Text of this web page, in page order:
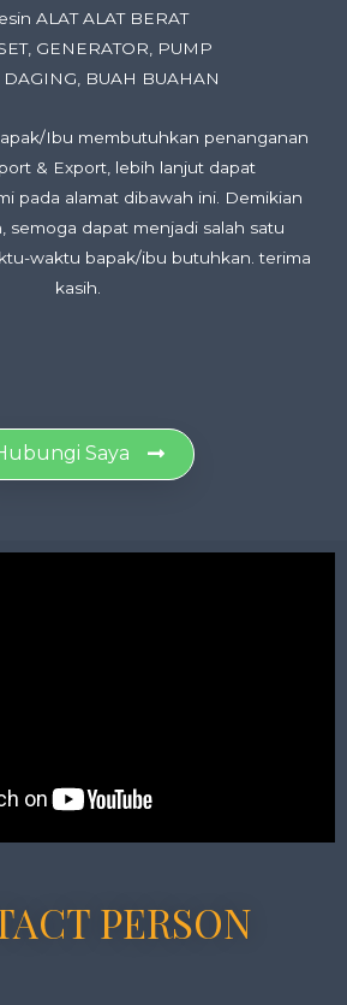
ALAT ALAT BERAT
GENERATOR, PUMP
DAGING, BUAH BUAHAN
Ibu membutuhkan penanganan
& Export, lebih lanjut dapat
pada alamat dibawah ini. Demikian
semoga dapat menjadi salah satu
waktu bapak/ibu butuhkan. terima
kasih.
Saya
PERSON